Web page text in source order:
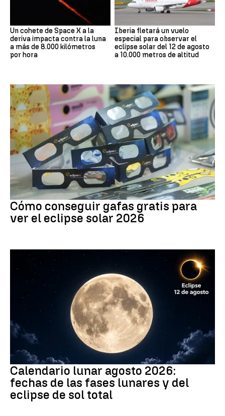
Un cohete de Space X a la
deriva impacta contra la luna
a más de 8.000 kilómetros
por hora
Iberia fletará un vuelo
especial para observar el
eclipse solar del 12 de agosto
a 10.000 metros de altitud
Eclipse Solar
Cómo conseguir gafas gratis para
ver el eclipse solar 2026
Fases lunares
Calendario lunar agosto 2026:
fechas de las fases lunares y del
eclipse de sol total